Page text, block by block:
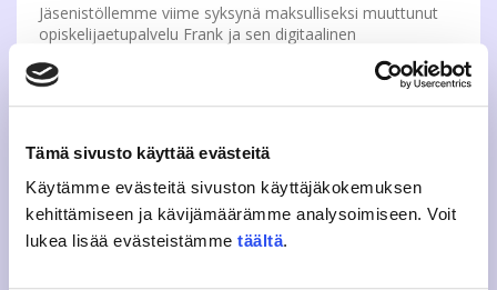
Tämä sivusto käyttää evästeitä
Käytämme evästeitä sivuston käyttäjäkokemuksen
kehittämiseen ja kävijämäärämme analysoimiseen. Voit
lukea lisää evästeistämme täältä.
Jäsenistöllemme viime syksynä maksulliseksi muuttunut
opiskelijaetupalvelu Frank ja sen digitaalinen
opiskelijakortti poistuvat jäsenistömme käytöstä keväällä
2019. Aiemmasta tiedosta poiketen uuden digitaalisen
AJANKOHTAISTA
MUUTOKSIA FRANK-